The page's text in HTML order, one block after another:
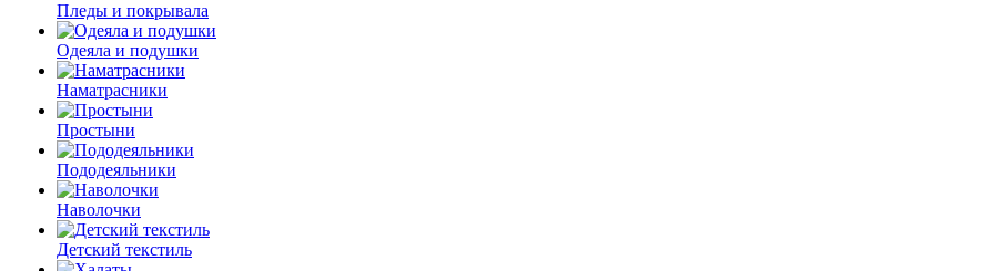
Пледы и покрывала
Одеяла и подушки
Наматрасники
Простыни
Пододеяльники
Наволочки
Детский текстиль